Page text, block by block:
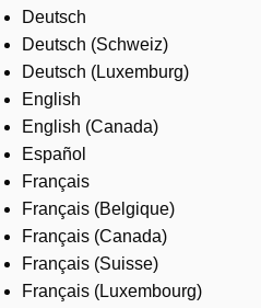
About us
Where to buy
Contact us
Careers
Deutsch
Deutsch (Schweiz)
Deutsch (Luxemburg)
English
English (Canada)
Español
Français
Français (Belgique)
Français (Canada)
Français (Suisse)
Français (Luxembourg)